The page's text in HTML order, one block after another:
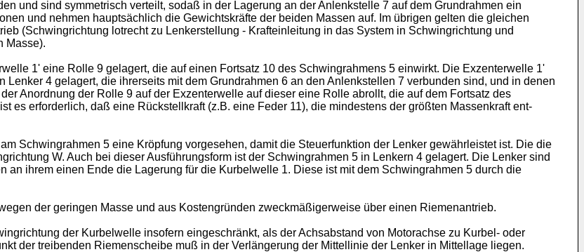
und sind symmetrisch verteilt, sodaß in der Lagerung an der An­lenkstelle 7 auf dem Grundrahmen ein
und nehmen hauptsächlich die Gewichtskräfte der beiden Massen auf. Im übrigen gelten die gleichen
(Schwingrichtung lotrecht zu Lenkerstellung - Kraft­einleitung in das System in Schwingrichtung und
Masse).
1ʹ eine Rolle 9 gelagert, die auf einen Fortsatz 10 des Schwingrahmens 5 einwirkt. Die Exzenterwelle 1ʹ
4 ge­lagert, die ihrerseits mit dem Grundrahmen 6 an den Anlenkstellen 7 verbunden sind, und in denen
Anordnung der Rolle 9 auf der Exzenterwelle auf dieser eine Rolle abrollt, die auf dem Fortsatz des
es erforderlich, daß eine Rückstellkraft (z.B. eine Feder 11), die mindestens der größten Massenkraft ent­
Schwingrahmen 5 eine Kröpfung vorgesehen, damit die Steuer­funktion der Lenker gewährleistet ist. Die die
W. Auch bei dieser Ausführungsform ist der Schwingrahmen 5 in Len­kern 4 gelagert. Die Lenker sind
an ihrem einen Ende die La­gerung für die Kurbelwelle 1. Diese ist mit dem Schwingrahmen 5 durch die
der geringen Masse und aus Kostengründen zweckmäßigerweise über einen Riemenantrieb.
der Kurbelwelle insofern eingeschränkt, als der Achs­abstand von Motorachse zu Kurbel- oder
der treibenden Rie­menscheibe muß in der Verlängerung der Mittellinie der Lenker in Mittellage liegen.